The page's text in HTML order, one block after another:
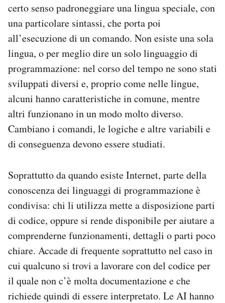
certo senso padroneggiare una lingua speciale, con
una particolare sintassi, che porta poi
all’esecuzione di un comando. Non esiste una sola
lingua, o per meglio dire un solo linguaggio di
programmazione: nel corso del tempo ne sono stati
sviluppati diversi e, proprio come nelle lingue,
alcuni hanno caratteristiche in comune, mentre
altri funzionano in un modo molto diverso.
Cambiano i comandi, le logiche e altre variabili e
di conseguenza devono essere studiati.
Soprattutto da quando esiste Internet, parte della
conoscenza dei linguaggi di programmazione è
condivisa: chi li utilizza mette a disposizione parti
di codice, oppure si rende disponibile per aiutare a
comprenderne funzionamenti, dettagli o parti poco
chiare. Accade di frequente soprattutto nel caso in
cui qualcuno si trovi a lavorare con del codice per
il quale non c’è molta documentazione e che
richiede quindi di essere interpretato. Le AI hanno